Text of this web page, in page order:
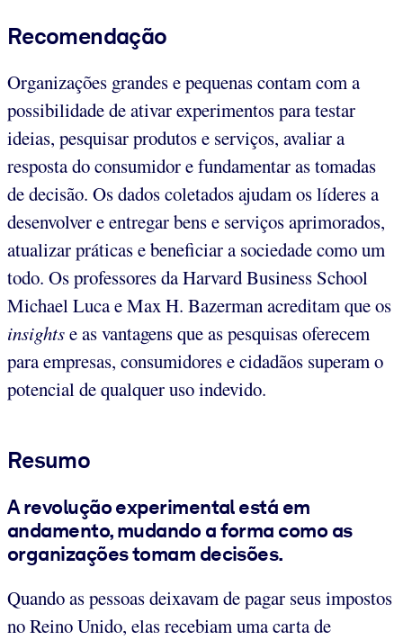
Recomendação
Organizações grandes e pequenas contam com a
possibilidade de ativar experimentos para testar
ideias, pesquisar produtos e serviços, avaliar a
resposta do consumidor e fundamentar as tomadas
de decisão. Os dados coletados ajudam os líderes a
desenvolver e entregar bens e serviços aprimorados,
atualizar práticas e beneficiar a sociedade como um
todo. Os professores da Harvard Business School
Michael Luca e Max H. Bazerman acreditam que os
insightse as vantagens que as pesquisas oferecem
para empresas, consumidores e cidadãos superam o
potencial de qualquer uso indevido.
Resumo
A revolução experimental está em
andamento, mudando a forma como as
organizações tomam decisões.
Quando as pessoas deixavam de pagar seus impostos
no Reino Unido, elas recebiam uma carta de